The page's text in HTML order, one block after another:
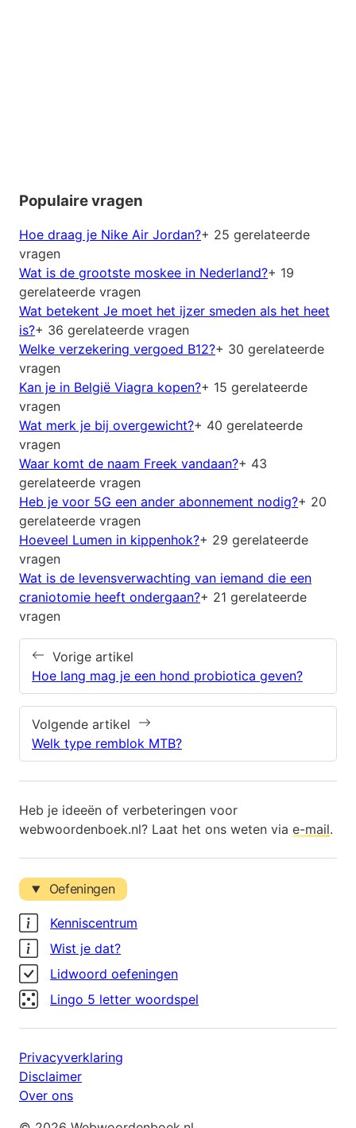
Populaire vragen
Hoe draag je Nike Air Jordan?+ 25 gerelateerde
vragen
Wat is de grootste moskee in Nederland?+ 19
gerelateerde vragen
Wat betekent Je moet het ijzer smeden als het heet
is?+ 36 gerelateerde vragen
Welke verzekering vergoed B12?+ 30 gerelateerde
vragen
Kan je in België Viagra kopen?+ 15 gerelateerde
vragen
Wat merk je bij overgewicht?+ 40 gerelateerde
vragen
Waar komt de naam Freek vandaan?+ 43
gerelateerde vragen
Heb je voor 5G een ander abonnement nodig?+ 20
gerelateerde vragen
Hoeveel Lumen in kippenhok?+ 29 gerelateerde
vragen
Wat is de levensverwachting van iemand die een
craniotomie heeft ondergaan?+ 21 gerelateerde
vragen
Vorige artikel
Hoe lang mag je een hond probiotica geven?
Volgende artikel
Welk type remblok MTB?
Heb je ideeën of verbeteringen voor
webwoordenboek.nl? Laat het ons weten via e-mail.
Oefeningen
Kenniscentrum
Wist je dat?
Lidwoord oefeningen
Lingo 5 letter woordspel
Privacyverklaring
Disclaimer
Over ons